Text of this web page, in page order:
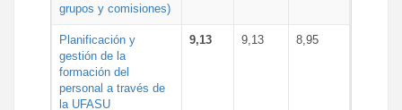
grupos y comisiones)
Planificación y
gestión de la
formación del
personal a través de
la UFASU
9,13 9,13 8,95